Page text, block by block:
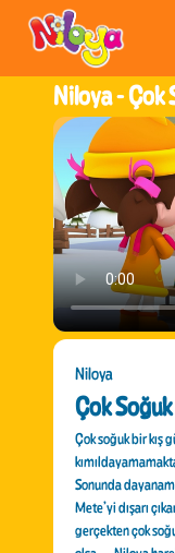
Niloya -Çok
Niloya
Çok Soğuk
Çok soğuk bir kış
Sonunda
Mete’yi dışarı
gerçekten çok